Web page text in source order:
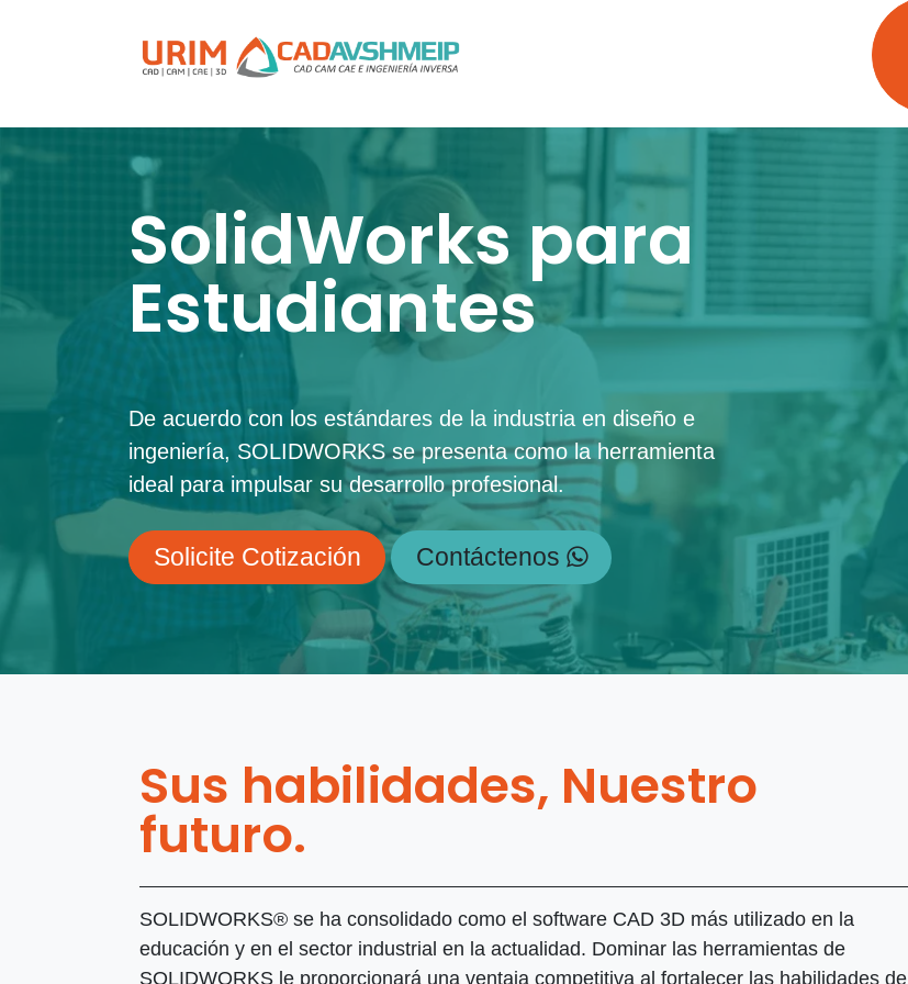
SolidWorks para
Estudiantes
De acuerdo con los estándares de la industria en diseño e
ingeniería, SOLIDWORKS se presenta como la herramienta
ideal para impulsar su desarrollo profesional.
Solicite Cotización ​Contáctenos
Sus habilidades, Nuestro
futuro.
SOLIDWORKS® se ha consolidado como el software CAD 3D más utilizado en la
educación y en el sector industrial en la actualidad. Dominar las herramientas de
SOLIDWORKS le proporcionará una ventaja competitiva al fortalecer las habilidades de